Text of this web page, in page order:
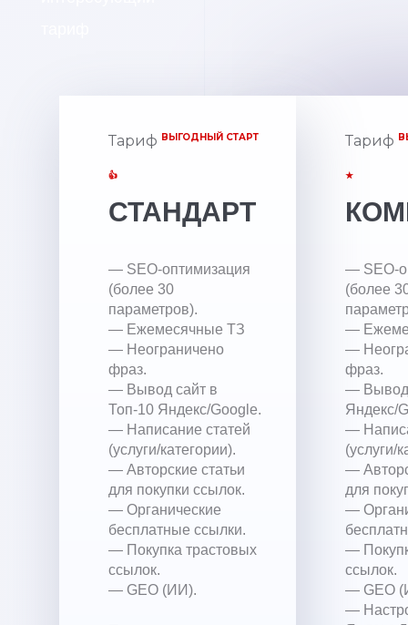
Тариф ВЫГОДНЫЙ СТАРТ
👍
СТАНДАРТ
— SEO-оптимизация
(более 30
параметров).
— Ежемесячные ТЗ
— Неограничено
фраз.
— Вывод сайт в
Топ-10 Яндекс/Google.
— Написание статей
(услуги/категории).
— Авторские статьи
для покупки ссылок.
— Органические
бесплатные ссылки.
— Покупка трастовых
ссылок.
— GEO (ИИ).
Тариф
★
— SEO-
(более
—
—
фраз.
— Вывод
Яндекс/
—
(услуги/
—
для
—
—
ссылок.
— GEO
—